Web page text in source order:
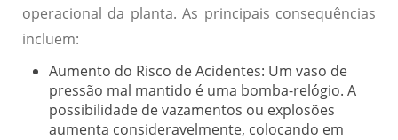
operacional da planta. As principais consequências
incluem:
Aumento do Risco de Acidentes: Um vaso de
pressão mal mantido é uma bomba-relógio. A
possibilidade de vazamentos ou explosões
aumenta consideravelmente, colocando em